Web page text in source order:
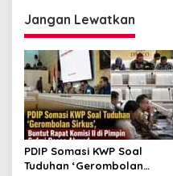
Jangan Lewatkan
PDIP Somasi KWP Soal
Tuduhan ‘Gerombolan